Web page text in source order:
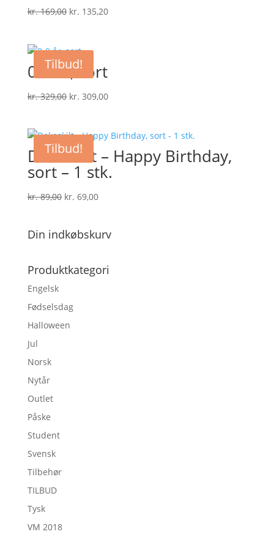
kr.169,00 Den
var:
kr. 169,00.
kr. 135,20Den
kr. 135,20.
Tilbud!
0-9 år, sort
kr.329,00 Den
var:
kr. 329,00.
kr. 309,00Den
er:
kr. 309,00.
Tilbud!
Dekoskilt – Happy Birthday,
sort – 1 stk.
kr.89,00 Den
var:
kr. 69,00Den
er:
Din indkøbskurv
Produktkategori
Engelsk
Fødselsdag
Halloween
Jul
Norsk
Nytår
Outlet
Påske
Student
Svensk
Tilbehør
TILBUD
Tysk
VM 2018